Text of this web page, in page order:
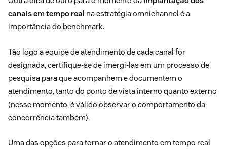
canais em tempo real na estratégia omnichannel é a
importância do benchmark.
Tão logo a equipe de atendimento de cada canal for
designada, certifique-se de imergi-las em um processo de
pesquisa para que acompanhem e documentem o
atendimento, tanto do ponto de vista interno quanto externo
(nesse momento, é válido observar o comportamento da
concorrência também).
Uma das opções para tornar o atendimento em tempo real